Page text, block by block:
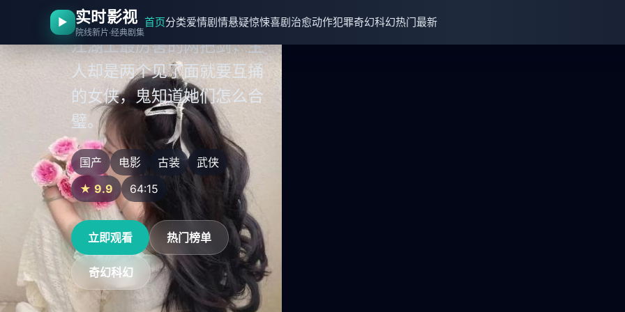
▶ 实时影视
院线新片·经典剧集
首页分类爱情剧情悬疑惊悚喜剧治愈动作犯罪奇幻科幻热门最新
日韩 电影 吸血鬼
现代都市
★ 9.9
64:50
立即观看 热门榜单
喜剧治愈
风云传之双剑合璧
江湖上最厉害的两把剑，主
人却是两个见了面就要互捅
的女侠，鬼知道她们怎么合
璧。
国产 电影 古装
武侠
★ 9.9
64:15
立即观看 热门榜单
奇幻科幻
国产 电影 粤语
奇幻
★ 9.8
42:45
立即观看 热门榜单
国产精选